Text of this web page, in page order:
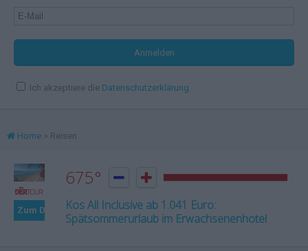
Ich akzeptiere die Datenschutzerklärung.
Home > Reisen
Zum Deal
675°  
Kos All Inclusive ab 1.041 Euro:
Spätsommerurlaub im Erwachsenenhotel